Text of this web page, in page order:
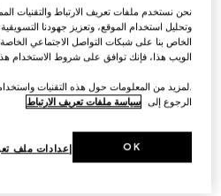
نحن نستخدم ملفات تعريف الارتباط والتقنيات
وتحليل استخدام الموقع، وتعزيز جهودنا
الخاص بنا على شبكات التواصل الاجتماعي
الويب هذا، فإنك توافق على شروط الاستخدام
.لمزيد من المعلومات حول هذه التقنيات
الرجوع إلى سياسة ملفات تعريف الارتباط
إعدادات ملف OK